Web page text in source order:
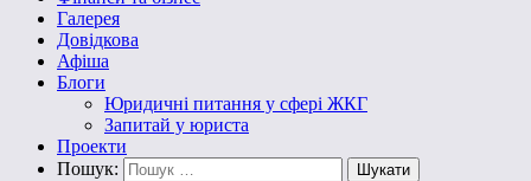
Галерея
Довідкова
Афіша
Блоги
Юридичні питання у сфері ЖКГ
Запитай у юриста
Проекти
Пошук: